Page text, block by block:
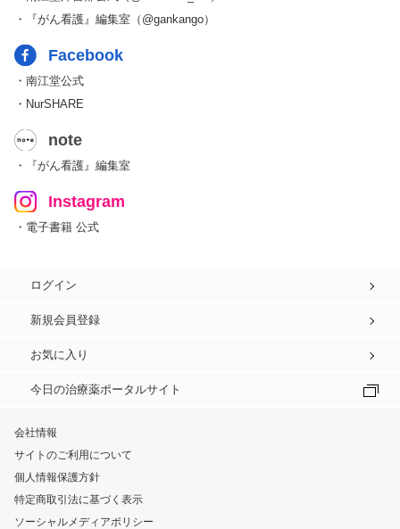
・『がん看護』編集室（@gankango）
Facebook
・南江堂公式
・NurSHARE
note
・『がん看護』編集室
Instagram
・電子書籍 公式
ログイン
新規会員登録
お気に入り
今日の治療薬ポータルサイト
会社情報
サイトのご利用について
個人情報保護方針
特定商取引法に基づく表示
ソーシャルメディアポリシー